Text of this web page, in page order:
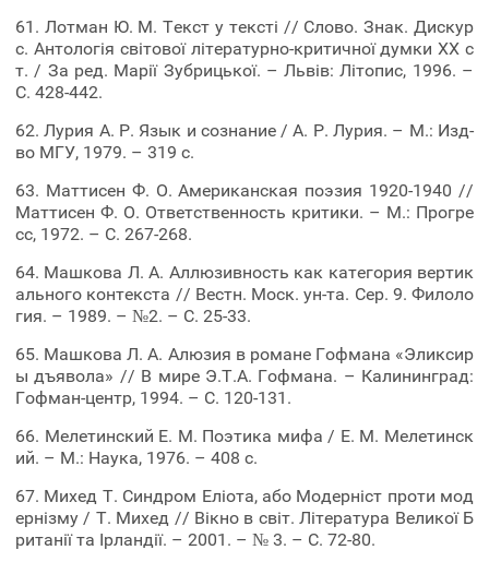
61. Лотман Ю. М. Текст у тексті // Слово. Знак. Дискур
с. Антологія світової літературно-критичної думки ХХ с
т. / За ред. Марії Зубрицької. – Львів: Літопис, 1996. –
С. 428-442.
62. Лурия А. Р. Язык и сознание / А. Р. Лурия. – М.: Изд-
во МГУ, 1979. – 319 с.
63. Маттисен Ф. О. Американская поэзия 1920-1940 //
Маттисен Ф. О. Ответственность критики. – М.: Прогре
сс, 1972. – С. 267-268.
64. Машкова Л. А. Аллюзивность как категория вертик
ального контекста // Вестн. Моск. ун-та. Сер. 9. Филоло
гия. – 1989. – №2. – С. 25-33.
65. Машкова Л. А. Алюзия в романе Гофмана «Эликсир
ы дъявола» // В мире Э.Т.А. Гофмана. – Калининград:
Гофман-центр, 1994. – С. 120-131.
66. Мелетинский Е. М. Поэтика мифа / Е. М. Мелетинск
ий. – М.: Наука, 1976. – 408 c.
67. Михед Т. Синдром Еліота, або Модерніст проти мод
ернізму / Т. Михед // Вікно в світ. Література Великої Б
ританії та Ірландії. – 2001. – № 3. – С. 72-80.